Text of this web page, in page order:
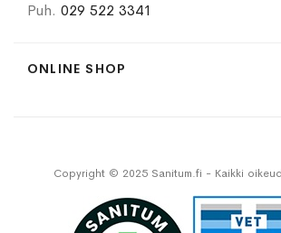
Puh. 029 522 3341
ONLINE SHOP
Copyright © 2025 Sanitum.fi - Kaikki